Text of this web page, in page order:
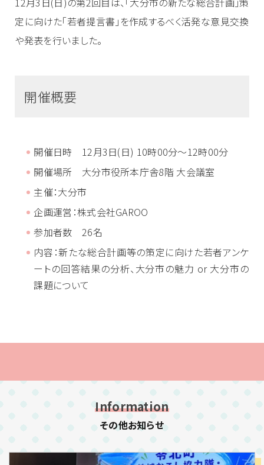
定に向けた「若者提言書」を作成するべく活発な意見交換
や発表を行いました。
開催概要
開催日時 12月3日(日) 10時00分～12時00分
開催場所 大分市役所本庁舎8階 大会議室
主催：大分市
企画運営：株式会社GAROO
参加者数 26名
内容：新たな総合計画等の策定に向けた若者アンケ
ートの回答結果の分析、大分市の魅力 or 大分市の
課題について
その他お知らせ